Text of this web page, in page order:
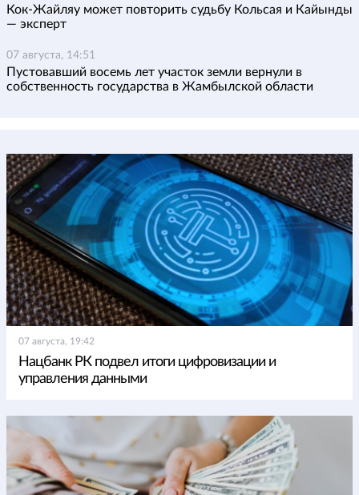
Кок-Жайляу может повторить судьбу Кольсая и Кайынды
— эксперт
07 августа, 14:51
Пустовавший восемь лет участок земли вернули в
собственность государства в Жамбылской области
07 августа, 19:42
Нацбанк РК подвел итоги цифровизации и
управления данными